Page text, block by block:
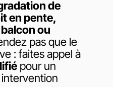
de
en pente,
ou
pas que le
: faites appel à
pour un